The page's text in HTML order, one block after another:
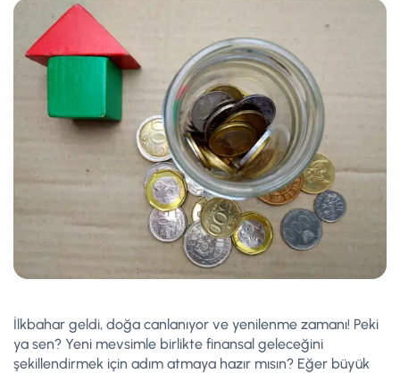
İlkbahar geldi, doğa canlanıyor ve yenilenme zamanı! Peki
ya sen? Yeni mevsimle birlikte finansal geleceğini
şekillendirmek için adım atmaya hazır mısın? Eğer büyük